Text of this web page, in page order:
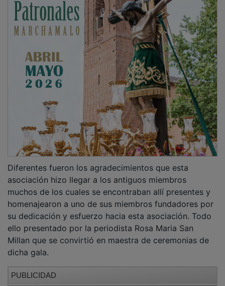
asociación hizo llegar a los antiguos miembros
muchos de los cuales se encontraban allí presentes y
homenajearon a uno de sus miembros fundadores por
su dedicación y esfuerzo hacia esta asociación. Todo
ello presentado por la periodista Rosa Maria San
Millan que se convirtió en maestra de ceremonias de
dicha gala.